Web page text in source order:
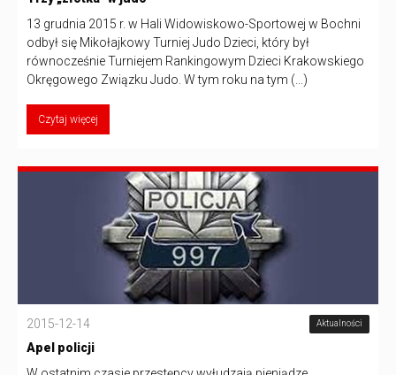
13 grudnia 2015 r. w Hali Widowiskowo-Sportowej w Bochni
odbył się Mikołajkowy Turniej Judo Dzieci, który był
równocześnie Turniejem Rankingowym Dzieci Krakowskiego
Okręgowego Związku Judo. W tym roku na tym (...)
Czytaj więcej
2015-12-14 Aktualności
Apel policji